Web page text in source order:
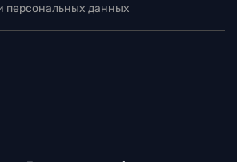
персональных данных